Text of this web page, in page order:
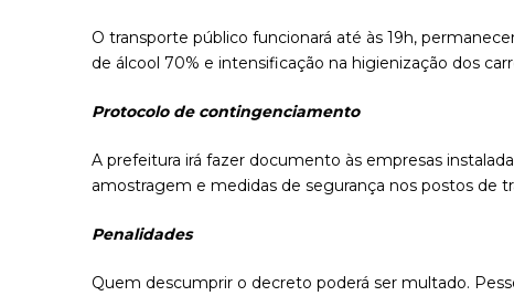
O transporte público funcionará até às 19h,
de álcool 70% e intensificação na higienização dos
Protocolo de contingenciamento
A prefeitura irá fazer documento às empresas
amostragem e medidas de segurança nos postos de
Penalidades
Quem descumprir o decreto poderá ser multado.